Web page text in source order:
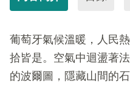
葡萄牙氣候溫暖，人民
拾皆是。空氣中迴盪著
的波爾圖，隱藏山間的